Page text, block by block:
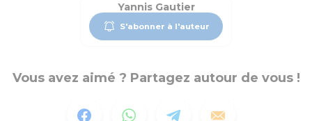
Yannis Gautier
S'abonner à l'auteur
Vous avez aimé ? Partagez autour de vous !